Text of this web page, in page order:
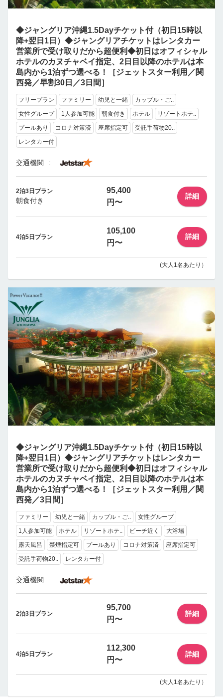
◆ジャングリア沖縄1.5Dayチケット付（初日15時以
降+翌日1日）◆ジャングリアチケットはレンタカー
営業所で受け取りだから超便利◆初日はオフィシャル
ホテルのカヌチャベイ指定、2日目以降のホテルは本
島内から1泊ずつ選べる！［ジェットスター利用／関
西発／早割30日／3日間］
フリープラン ファミリー 幼児と一緒
カップル・ご..
女性グループ
1人参加可能 朝食付き ホテル
リゾートホテ..
プールあり
コロナ対策済 座席指定可
受託手荷物20..
レンタカー付
交通機関
2泊3日プラン
朝食付き
95,400
円〜
詳細
4泊5日プラン
105,100
円〜
詳細
(大人1名あたり）
◆ジャングリア沖縄1.5Dayチケット付（初日15時以
降+翌日1日）◆ジャングリアチケットはレンタカー
営業所で受け取りだから超便利◆初日はオフィシャル
ホテルのカヌチャベイ指定、2日目以降のホテルは本
島内から1泊ずつ選べる！［ジェットスター利用／関
西発／3日間］
ファミリー 幼児と一緒 カップル・ご..
女性グループ
1人参加可能
ホテル リゾートホテ.. ビーチ近く
大浴場
露天風呂
禁煙指定可 プールあり コロナ対策済
座席指定可
受託手荷物20..
レンタカー付
交通機関
2泊3日プラン
95,700
円〜
詳細
4泊5日プラン
112,300
円〜
詳細
(大人1名あたり）